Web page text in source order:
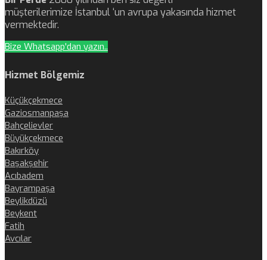
müşterilerimize İstanbul ‘un avrupa yakasında hizmet
vermektedir.
Bize Whatsapp'dan yazın..
Hizmet Bölgemiz
Küçükçekmece
Gaziosmanpaşa
Bahçelievler
Büyükçekmece
Bakırköy
Başakşehir
Acıbadem
Bayrampaşa
Beylikdüzü
Beykent
Fatih
Avcılar